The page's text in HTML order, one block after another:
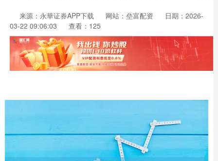
来源：永華证券APP下载 网站：垒富配资
日期：2026-
03-22 09:06:03
查看：125